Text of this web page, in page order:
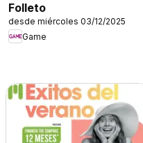
Folleto
desde miércoles 03/12/2025
Game